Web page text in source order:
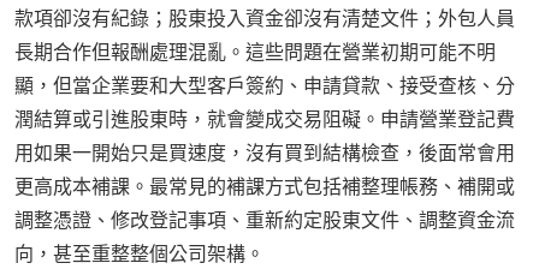
款項卻沒有紀錄；股東投入資金卻沒有清楚文件；外包人員
長期合作但報酬處理混亂。這些問題在營業初期可能不明
顯，但當企業要和大型客戶簽約、申請貸款、接受查核、分
潤結算或引進股東時，就會變成交易阻礙。申請營業登記費
用如果一開始只是買速度，沒有買到結構檢查，後面常會用
更高成本補課。最常見的補課方式包括補整理帳務、補開或
調整憑證、修改登記事項、重新約定股東文件、調整資金流
向，甚至重整整個公司架構。